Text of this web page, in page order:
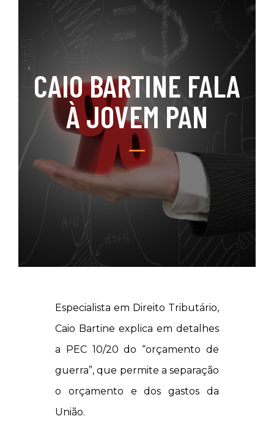
CAIO BARTINE FALA
À JOVEM PAN
Especialista em Direito Tributário,
Caio Bartine explica em detalhes
a PEC 10/20 do “orçamento de
guerra”, que permite a separação
o orçamento e dos gastos da
União.